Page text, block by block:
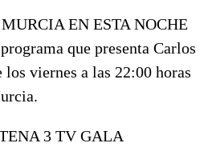
EN ESTA NOCHE
que presenta Carlos
los viernes a las 22:00 horas
3 TV GALA